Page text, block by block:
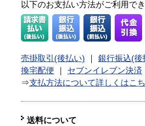
以下のお支払い方法がご利用で
売掛取引(後払い)
銀行振込(後
換宅配便
セブンイレブン決済
⇒支払方法について詳しくはこ
送料について